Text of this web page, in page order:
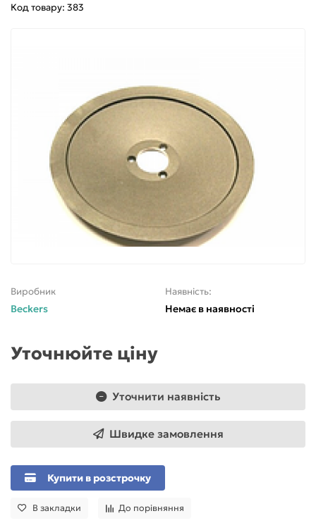
Код товару: 383
Виробник
Beckers
Наявність:
Немає в наявності
Уточнюйте ціну
Уточнити наявність
Швидке замовлення
Купити в розстрочку
В закладки До порівняння